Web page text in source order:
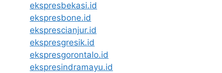
ekspresbekasi.id
ekspresbone.id
eksprescianjur.id
ekspresgresik.id
ekspresgorontalo.id
ekspresindramayu.id